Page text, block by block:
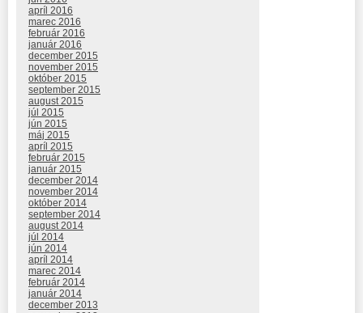
apríl 2016
marec 2016
február 2016
január 2016
december 2015
november 2015
október 2015
september 2015
august 2015
júl 2015
jún 2015
máj 2015
apríl 2015
február 2015
január 2015
december 2014
november 2014
október 2014
september 2014
august 2014
júl 2014
jún 2014
apríl 2014
marec 2014
február 2014
január 2014
december 2013